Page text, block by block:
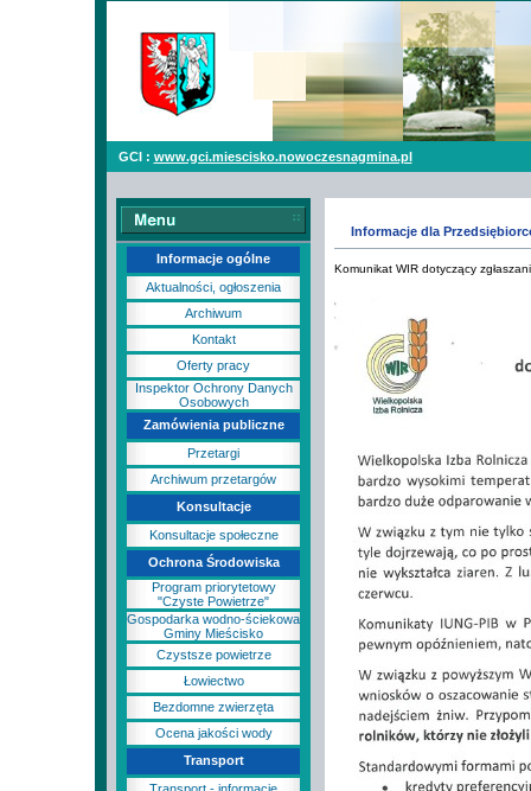
GCI : www.gci.miescisko.nowoczesnagmina.pl
Informacje ogólne
Aktualności, ogłoszenia
Archiwum
Kontakt
Oferty pracy
Inspektor Ochrony Danych
Osobowych
Zamówienia publiczne
Przetargi
Archiwum przetargów
Konsultacje
Konsultacje społeczne
Ochrona Środowiska
Program priorytetowy
"Czyste Powietrze"
Gospodarka wodno-ściekowa
Gminy Mieścisko
Czystsze powietrze
Łowiectwo
Bezdomne zwierzęta
Ocena jakości wody
Transport
Informacje dla
Komunikat WIR dotyczący